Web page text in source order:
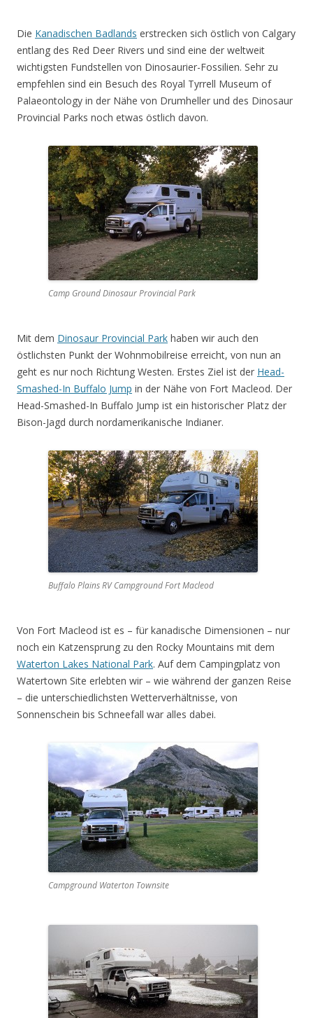
Die Kanadischen Badlands erstrecken sich östlich von Calgary
entlang des Red Deer Rivers und sind eine der weltweit
wichtigsten Fundstellen von Dinosaurier-Fossilien. Sehr zu
empfehlen sind ein Besuch des Royal Tyrrell Museum of
Palaeontology in der Nähe von Drumheller und des Dinosaur
Provincial Parks noch etwas östlich davon.
Camp Ground Dinosaur Provincial Park
Mit dem Dinosaur Provincial Park haben wir auch den
östlichsten Punkt der Wohnmobilreise erreicht, von nun an
geht es nur noch Richtung Westen. Erstes Ziel ist der Head-
Smashed-In Buffalo Jump in der Nähe von Fort Macleod. Der
Head-Smashed-In Buffalo Jump ist ein historischer Platz der
Bison-Jagd durch nordamerikanische Indianer.
Buffalo Plains RV Campground Fort Macleod
Von Fort Macleod ist es – für kanadische Dimensionen – nur
noch ein Katzensprung zu den Rocky Mountains mit dem
Waterton Lakes National Park. Auf dem Campingplatz von
Watertown Site erlebten wir – wie während der ganzen Reise
– die unterschiedlichsten Wetterverhältnisse, von
Sonnenschein bis Schneefall war alles dabei.
Campground Waterton Townsite